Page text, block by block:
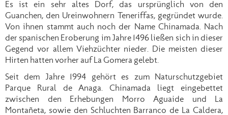
Es ist ein sehr altes Dorf, das ursprünglich von den
Guanchen, den Ureinwohnern Teneriffas, gegründet wurde.
Von ihnen stammt auch noch der Name Chinamada. Nach
der spanischen Eroberung im Jahre 1496 ließen sich in dieser
Gegend vor allem Viehzüchter nieder. Die meisten dieser
Hirten hatten vorher auf La Gomera gelebt.
Seit dem Jahre 1994 gehört es zum Naturschutzgebiet
Parque Rural de Anaga. Chinamada liegt eingebettet
zwischen den Erhebungen Morro Aguaide und La
Montañeta, sowie den Schluchten Barranco de La Caldera,